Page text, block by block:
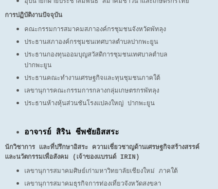
การปฏิบัติงานปัจจุบัน
คณะกรรมการสมาคมสภาองค์กรชุมชนจังหวัดพัทลุง
ประธานสภาองค์กรชุมชนเทศบาลตำบลปากพะยูน
ประธานกองทุนออมบุญสวัสดิการชุมชนเทศบาลตำบล
ปากพะยูน
ประธานคณะทำงานเศรษฐกิจและทุนชุมชนภาคใต้
เลขานุการคณะกรรมการกลางกลุ่มเกษตรกรพัทลุง
ประธานห้างหุ้นส่วนชันโรงแปลงใหญ่ ปากพะยูน
อาจารย์ สิริน ชีพชัยอิสสระ
นักวิชาการ และที่ปรึกษาอิสระ ความเชี่ยวชาญด้านเศรษฐกิจสร้างสรรค์
และนวัตกรรมเพื่อสังคม (เจ้าของแบรนด์ IRIN)
เลขานุการสมาคมศิษย์เก่ามหาวิทยาลัยเชียงใหม่ ภาคใต้
เลขานุการสมาคมธุรกิจการท่องเที่ยวจังหวัดสงขลา